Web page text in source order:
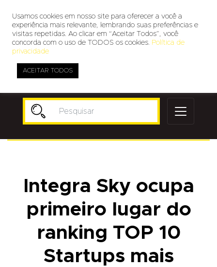
Integra Sky ocupa
primeiro lugar do
ranking TOP 10
Startups mais
Usamos cookies em nosso site para oferecer a você a
experiência mais relevante, lembrando suas preferências e
visitas repetidas. Ao clicar em “Aceitar Todos”, você
concorda com o uso de TODOS os cookies. Política de
privacidade
ACEITAR TODOS